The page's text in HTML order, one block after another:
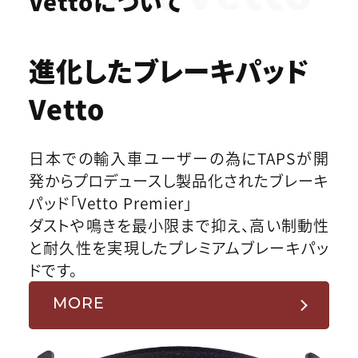
進化したブレーキパッド
Vetto
日本での輸入車ユーザーの為にTAPSが開
発からプロデュースし製品化されたブレーキ
パッド「Vetto Premier」
ダストや鳴きを最小限まで抑え、高い制動性
と耐久性を実現したプレミアムブレーキパッ
ドです。
MORE